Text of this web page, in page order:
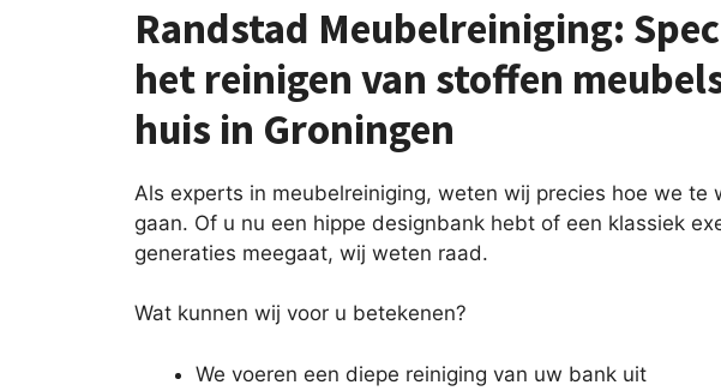
Randstad Meubelreiniging:
het reinigen van stoffen
huis in Groningen
Als experts in meubelreiniging, weten wij precies hoe we te
gaan. Of u nu een hippe designbank hebt of een klassiek
generaties meegaat, wij weten raad.
Wat kunnen wij voor u betekenen?
We voeren een diepe reiniging van uw bank uit